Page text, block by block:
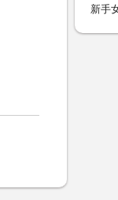
新手